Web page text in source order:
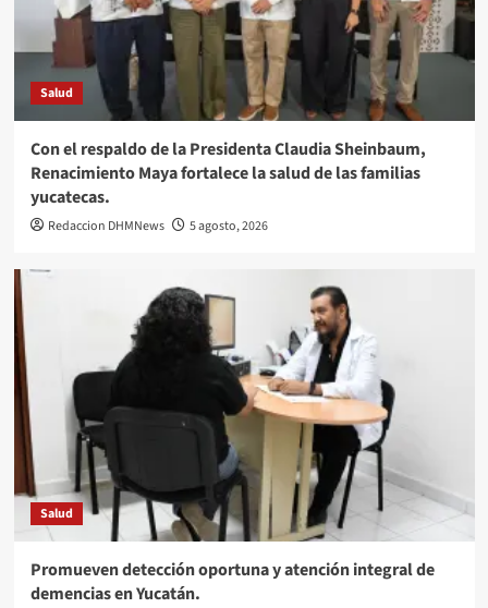
Salud
Con el respaldo de la Presidenta Claudia Sheinbaum,
Renacimiento Maya fortalece la salud de las familias
yucatecas.
Redaccion DHMNews 5 agosto, 2026
Salud
Promueven detección oportuna y atención integral de
demencias en Yucatán.